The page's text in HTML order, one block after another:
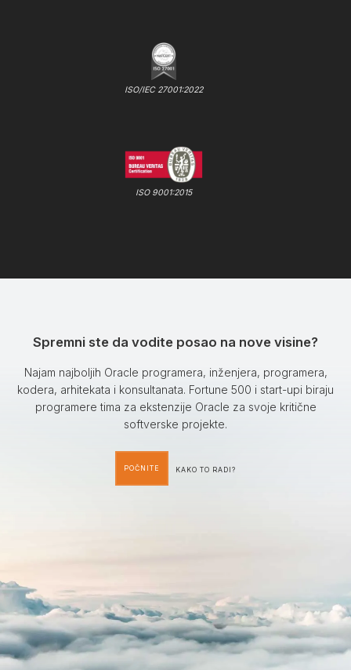
ISO/IEC 27001:2022
ISO 9001:2015
Spremni ste da vodite posao na nove visine?
Najam najboljih Oracle programera, inženjera, programera,
kodera, arhitekata i konsultanata. Fortune 500 i start-upi biraju
programere tima za ekstenzije Oracle za svoje kritične
softverske projekte.
POČNITE KAKO TO RADI?